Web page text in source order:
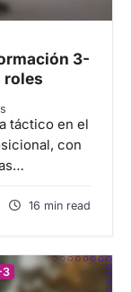
3-
roles
táctico en el
con
16 min read
3